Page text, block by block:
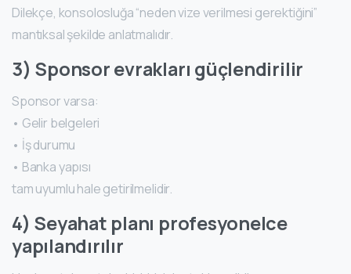
Dilekçe, konsolosluğa “neden vize verilmesi gerektiğini”
mantıksal şekilde anlatmalıdır.
3) Sponsor evrakları güçlendirilir
Sponsor varsa:
• Gelir belgeleri
• İş durumu
• Banka yapısı
tam uyumlu hale getirilmelidir.
4) Seyahat planı profesyonelce
yapılandırılır